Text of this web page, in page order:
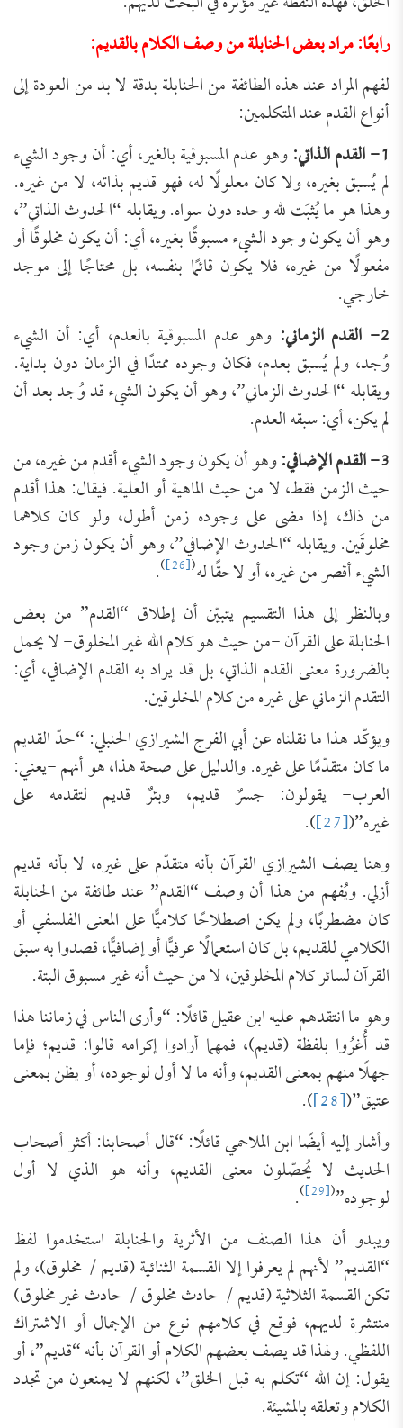
رابعًا: مراد بعض الحنابلة من وصف الكلام بالقديم:
لفهم المراد عند هذه الطائفة من الحنابلة بدقة لا بد من العودة إلى
أنواع القدم عند المتكلمين:
1- القدم الذاتي:
وهو عدم المسبوقية بالغير، أي: أن وجود الشيء
لم يُسبق بغيره، ولا كان معلولًا له، فهو قديم بذاته، لا من غيره.
وهذا هو ما يُثبَت لله وحده دون سواه. ويقابله “الحدوث الذاتي”،
وهو أن يكون وجود الشيء مسبوقًا بغيره، أي: أن يكون مخلوقًا أو
مفعولًا من غيره، فلا يكون قائمًا بنفسه، بل محتاجًا إلى موجد
خارجي.
2- القدم الزماني:
وهو عدم المسبوقية بالعدم، أي: أن الشيء
وُجد، ولم يُسبق بعدم، فكان وجوده ممتدًا في الزمان دون بداية.
ويقابله “الحدوث الزماني”، وهو أن يكون الشيء قد وُجد بعد أن
لم يكن، أي: سبقه العدم.
3- القدم الإضافي:
وهو أن يكون وجود الشيء أقدم من غيره، من
حيث الزمن فقط، لا من حيث الماهية أو العلية. فيقال: هذا أقدم
من ذاك، إذا مضى على وجوده زمن أطول، ولو كان كلاهما
مخلوقَين. ويقابله “الحدوث الإضافي”، وهو أن يكون زمن وجود
الشيء أقصر من غيره، أو لاحقًا له(
[26]
)
.
وبالنظر إلى هذا التقسيم يتبيّن أن إطلاق “القدم” من بعض
الحنابلة على القرآن -من حيث هو كلام الله غير المخلوق- لا يحمل
بالضرورة معنى القدم الذاتي، بل قد يراد به القدم الإضافي، أي:
التقدم الزماني على غيره من كلام المخلوقين.
ويؤكّد هذا ما نقلناه عن أبي الفرج الشيرازي الحنبلي: “حدّ القديم
ما كان متقدّمًا على غيره. والدليل على صحة هذا، هو أنهم -يعني:
العرب- يقولون: جسرٌ قديم، وبئرٌ قديم لتقدمه على
غيره”([27]
).
وهنا يصف الشيرازي القرآن بأنه متقدّم على غيره، لا بأنه قديم
أزلي. ويُفهم من هذا أن وصف “القدم” عند طائفة من الحنابلة
كان مضطربًا، ولم يكن اصطلاحًا كلاميًّا على المعنى الفلسفي أو
الكلامي للقديم، بل كان استعمالًا عرفيًّا أو إضافيًّا، قصدوا به سبق
القرآن لسائر كلام المخلوقين، لا من حيث أنه غير مسبوق البتة.
وهو ما انتقدهم عليه ابن عقيل قائلًا: “وأرى الناس في زماننا هذا
قد أُغرُوا بلفظة (قديم)، فمهما أرادوا إكرامه قالوا: قديم؛ فإما
جهلًا منهم بمعنى القديم، وأنه ما لا أول لوجوده، أو يظن بمعنى
عتيق”([28]
).
وأشار إليه أيضًا ابن الملاحمي قائلًا: “قال أصحابنا: أكثر أصحاب
الحديث لا يُحصّلون معنى القديم، وأنه هو الذي لا أول
لوجوده”(
[29]
)
.
ويبدو أن هذا الصنف من الأثرية والحنابلة استخدموا لفظ
“القديم” لأنهم لم يعرفوا إلا القسمة الثنائية (قديم / مخلوق)، ولم
تكن القسمة الثلاثية (قديم / حادث مخلوق / حادث غير مخلوق)
منتشرة لديهم، فوقع في كلامهم نوع من الإجمال أو الاشتراك
اللفظي. ولهذا قد يصف بعضهم الكلام أو القرآن بأنه “قديم”، أو
يقول: إن الله “تكلم به قبل الخلق”، لكنهم لا يمنعون من تجدد
الكلام وتعلقه بالمشيئة.